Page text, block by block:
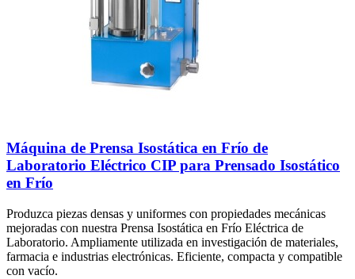
Máquina de Prensa Isostática en Frío de
Laboratorio Eléctrico CIP para Prensado Isostático
en Frío
Produzca piezas densas y uniformes con propiedades mecánicas
mejoradas con nuestra Prensa Isostática en Frío Eléctrica de
Laboratorio. Ampliamente utilizada en investigación de materiales,
farmacia e industrias electrónicas. Eficiente, compacta y compatible
con vacío.